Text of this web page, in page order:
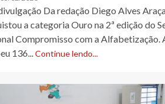
Da redação Diego Alves
a categoria Ouro na 2ª edição do
Compromisso com a Alfabetização.
136... Continue lendo...